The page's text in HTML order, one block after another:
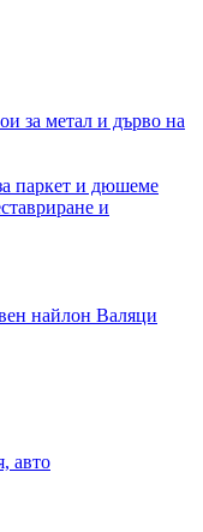
за метал и дърво на
паркет и дюшеме
и
найлон Валяци
авто